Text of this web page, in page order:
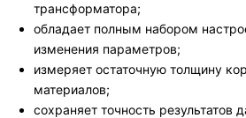
трансформатора;
обладает полным набором
изменения параметров;
измеряет остаточную толщину
материалов;
сохраняет точность результатов